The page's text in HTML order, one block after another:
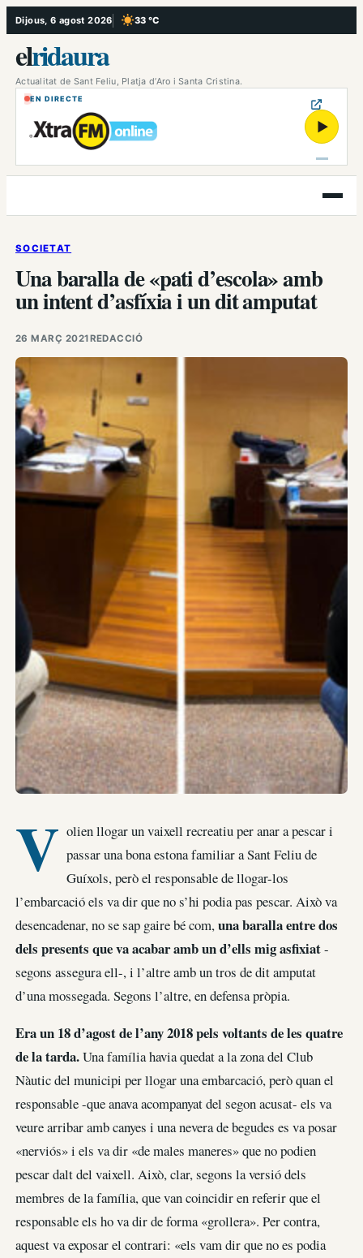
Vés
al
contingut
Dijous, 6 agost 2026 33 °C
, Cel serè
elridaura
Actualitat de Sant Feliu, Platja d’Aro i Santa Cristina.
EN DIRECTE
▶
Obre
el
SOCIETAT
Una baralla de «pati d’escola» amb
un intent d’asfíxia i un dit amputat
26 MARÇ 2021REDACCIÓ
V olien llogar un vaixell recreatiu per anar a pescar i
passar una bona estona familiar a Sant Feliu de
Guíxols, però el responsable de llogar-los
l’embarcació els va dir que no s’hi podia pas pescar. Això va
desencadenar, no se sap gaire bé com,una baralla entre dos
dels presents que va acabar amb un d’ells mig asfixiat-
segons assegura ell-, i l’altre amb un tros de dit amputat
d’una mossegada. Segons l’altre, en defensa pròpia.
Era un 18 d’agost de l’any 2018 pels voltants de les quatre
de la tarda.Una família havia quedat a la zona del Club
Nàutic del municipi per llogar una embarcació, però quan el
responsable -que anava acompanyat del segon acusat- els va
veure arribar amb canyes i una nevera de begudes es va posar
«nerviós» i els va dir «de males maneres» que no podien
pescar dalt del vaixell. Això, clar, segons la versió dels
membres de la família, que van coincidir en referir que el
responsable els ho va dir de forma «grollera». Per contra,
aquest va exposar el contrari: «els vam dir que no es podia